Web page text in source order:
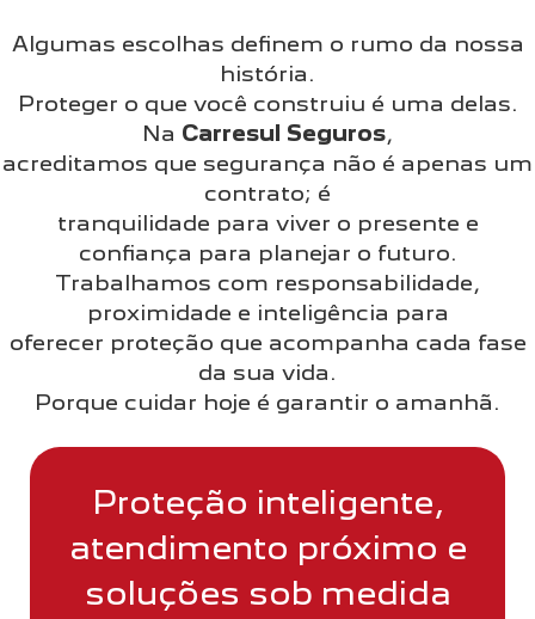
Algumas escolhas definem o rumo da nossa
história.
Proteger o que você construiu é uma delas.
Na Carresul Seguros,
acreditamos que segurança não é apenas um
contrato; é
tranquilidade para viver o presente e
confiança para planejar o futuro.
Trabalhamos com responsabilidade,
proximidade e inteligência para
oferecer proteção que acompanha cada fase
da sua vida.
Porque cuidar hoje é garantir o amanhã.
Proteção inteligente,
atendimento próximo e
soluções sob medida